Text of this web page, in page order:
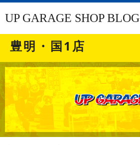
UP GARAGE SHOP BLOG
豊明・国1店